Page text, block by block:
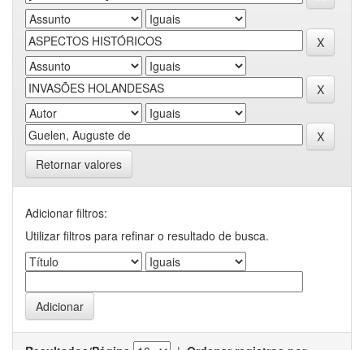
Retornar valores
Adicionar filtros:
Utilizar filtros para refinar o resultado de busca.